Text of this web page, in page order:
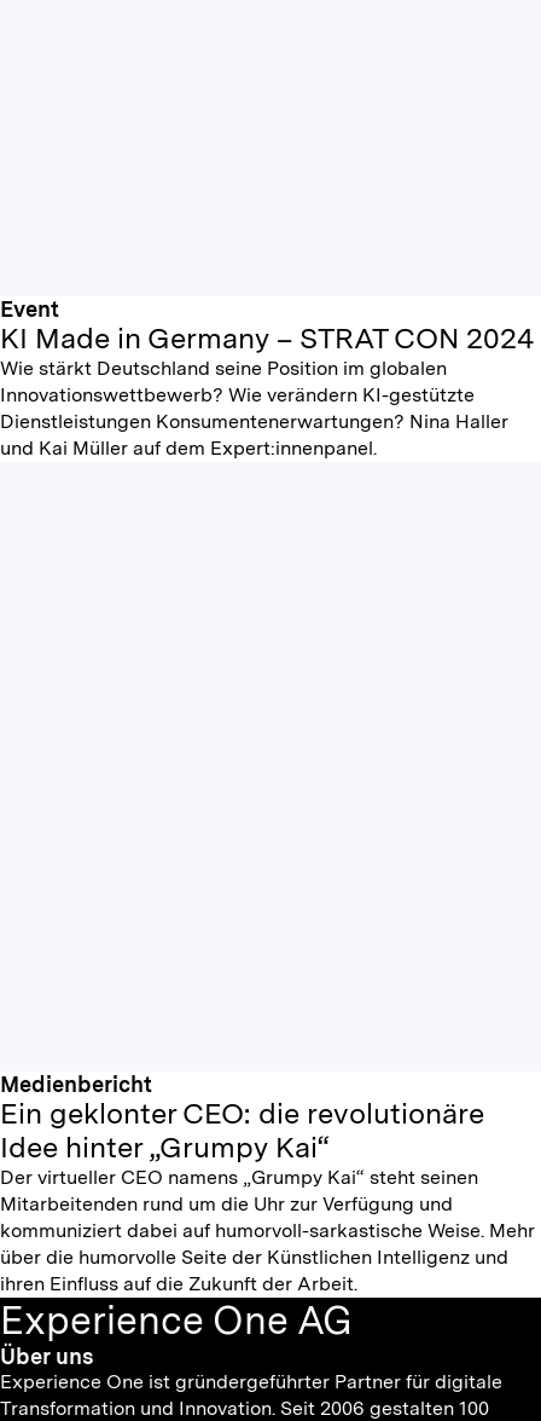
Event
KI Made in Germany – STRAT CON 2024
Wie stärkt Deutschland seine Position im globalen
Innovationswettbewerb? Wie verändern KI-gestützte
Dienstleistungen Konsumentenerwartungen? Nina Haller
und Kai Müller auf dem Expert:innenpanel.
Medienbericht
Ein geklonter CEO: die revolutionäre
Idee hinter „Grumpy Kai“
Der virtueller CEO namens „Grumpy Kai“ steht seinen
Mitarbeitenden rund um die Uhr zur Verfügung und
kommuniziert dabei auf humorvoll-sarkastische Weise. Mehr
über die humorvolle Seite der Künstlichen Intelligenz und
ihren Einfluss auf die Zukunft der Arbeit.
Experience One AG
Über uns
Experience One ist gründergeführter Partner für digitale
Transformation und Innovation. Seit 2006 gestalten 100